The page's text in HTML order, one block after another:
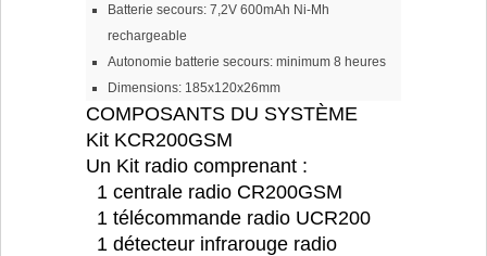
Batterie secours: 7,2V 600mAh Ni-Mh
rechargeable
Autonomie batterie secours: minimum 8 heures
Dimensions: 185x120x26mm
COMPOSANTS DU SYSTÈME
Kit KCR200GSM
Un Kit radio comprenant :
1 centrale radio CR200GSM
1 télécommande radio UCR200
1 détecteur infrarouge radio